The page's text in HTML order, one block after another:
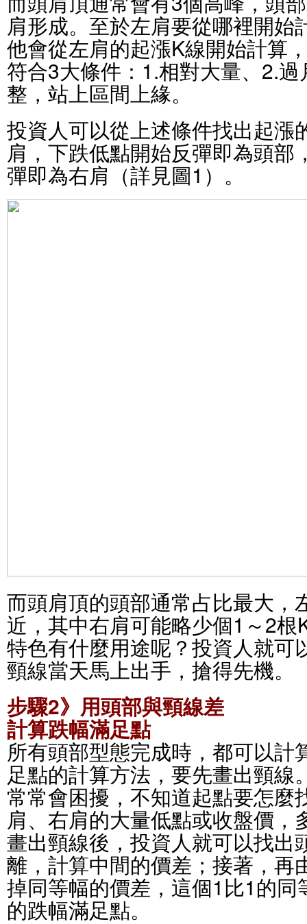
肩形成。至於左肩要從哪裡開始
他會從左肩的起漲K線開始計算
符合3大條件：1.相對大量、2.
整，站上區間上緣。
投資人可以從上述條件找出起漲
肩，下跌低點開始反彈即為頭部
彈即為右肩（詳見圖1）。
而頭肩頂的頭部通常占比最大，
近，其中右肩可能略少個1～2
特色有什麼用途呢？投資人就可
頸線當天馬上出手，搶得先機。
步驟2》用頭部與頸線差
計算跌幅滿足點
所有頭部型態完成時，都可以計
足點的計算方法，要先畫出頸線
常常會困擾，不知道起點要怎麼
肩、右肩的大量低點或收盤價，
畫出頸線後，投資人就可以找出
離，計算中間的價差；接著，再
掉同等幅的價差，這個1比1的
的跌幅滿足點。